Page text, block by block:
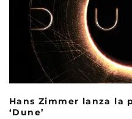
Hans Zimmer lanza la
‘Dune’